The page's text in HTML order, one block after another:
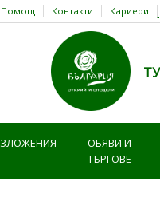
Помощ Контакти Кариери
ОБЯВИ И
ТЪРГОВЕ